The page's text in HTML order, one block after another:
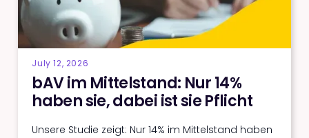
July 12, 2026
bAV im Mittelstand: Nur 14%
haben sie, dabei ist sie Pflicht
Unsere Studie zeigt: Nur 14% im Mittelstand haben